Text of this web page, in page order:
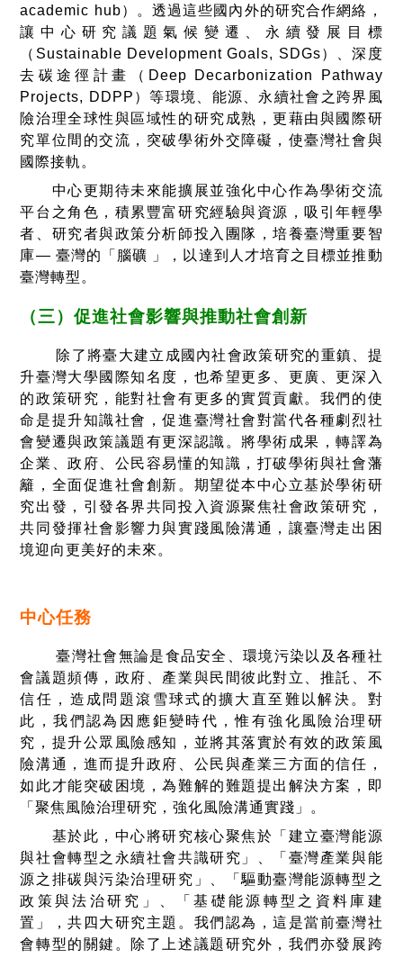
academic hub）。透過這些國內外的研究合作網絡，
讓中心研究議題氣候變遷、永續發展目標
（Sustainable Development Goals, SDGs）、深度
去碳途徑計畫（Deep Decarbonization Pathway
Projects, DDPP）等環境、能源、永續社會之跨界風
險治理全球性與區域性的研究成熟，更藉由與國際研
究單位間的交流，突破學術外交障礙，使臺灣社會與
國際接軌。
中心更期待未來能擴展並強化中心作為學術交流
平台之角色，積累豐富研究經驗與資源，吸引年輕學
者、研究者與政策分析師投入團隊，培養臺灣重要智
庫— 臺灣的「腦礦 」，以達到人才培育之目標並推動
臺灣轉型。
（三）促進社會影響與推動社會創新
除了將臺大建立成國內社會政策研究的重鎮、提
升臺灣大學國際知名度，也希望更多、更廣、更深入
的政策研究，能對社會有更多的實質貢獻。我們的使
命是提升知識社會，促進臺灣社會對當代各種劇烈社
會變遷與政策議題有更深認識。將學術成果，轉譯為
企業、政府、公民容易懂的知識，打破學術與社會藩
籬，全面促進社會創新。期望從本中心立基於學術研
究出發，引發各界共同投入資源聚焦社會政策研究，
共同發揮社會影響力與實踐風險溝通，讓臺灣走出困
境迎向更美好的未來。
中心任務
臺灣社會無論是食品安全、環境污染以及各種社
會議題頻傳，政府、產業與民間彼此對立、推託、不
信任，造成問題滾雪球式的擴大直至難以解決。對
此，我們認為因應鉅變時代，惟有強化風險治理研
究，提升公眾風險感知，並將其落實於有效的政策風
險溝通，進而提升政府、公民與產業三方面的信任，
如此才能突破困境，為難解的難題提出解決方案，即
「聚焦風險治理研究，強化風險溝通實踐」。
基於此，中心將研究核心聚焦於「建立臺灣能源
與社會轉型之永續社會共識研究」、「臺灣產業與能
源之排碳與污染治理研究」、「驅動臺灣能源轉型之
政策與法治研究」、「基礎能源轉型之資料庫建
置」，共四大研究主題。我們認為，這是當前臺灣社
會轉型的關鍵。除了上述議題研究外，我們亦發展跨